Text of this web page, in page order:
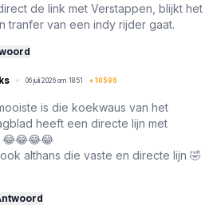
de link met Verstappen, blijkt het
tranfer van een indy rijder gaat.
06 juli 2026 om 18:51 + 10596
is die koekwaus van het
heeft een directe lijn met
😂😂😂😂
althans die vaste en directe lijn 🤣